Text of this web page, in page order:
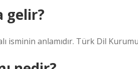
gelir?
isminin anlamıdır. Türk Dil